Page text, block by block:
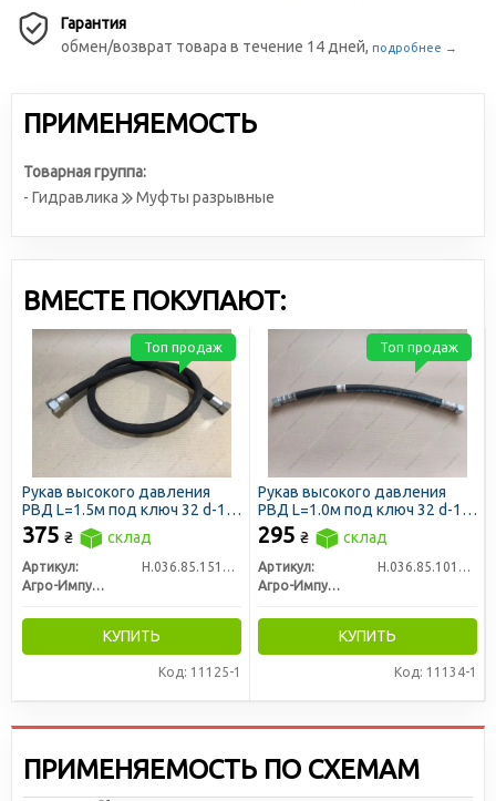
Гарантия
обмен/возврат товара в течение 14 дней, подробнее →
ПРИМЕНЯЕМОСТЬ
Товарная группа:
- Гидравлика
Муфты разрывные
ВМЕСТЕ ПОКУПАЮТ:
Рукав высокого давления
РВД L=1.5м под ключ 32 d-16
1SN (пр-во Агро-Импульс)
375 ₴ склад
Артикул:
Н.036.85.1510 1SN
Агро-Импульс
КУПИТЬ
Код: 11125-1
Топ продаж
Рукав высокого давления
РВД L=1.0м под ключ 32 d-16
1SN (пр-во Агро-Импульс)
295 ₴ склад
Артикул:
Н.036.85.1010 1SN
Агро-Импульс
КУПИТЬ
Код: 11134-1
Топ продаж
ПРИМЕНЯЕМОСТЬ ПО СХЕМАМ